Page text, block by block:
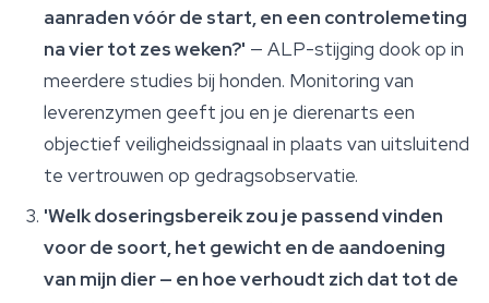
aanraden vóór de start, en een controlemeting
na vier tot zes weken?' — ALP-stijging dook op in
meerdere studies bij honden. Monitoring van
leverenzymen geeft jou en je dierenarts een
objectief veiligheidssignaal in plaats van uitsluitend
te vertrouwen op gedragsobservatie.
'Welk doseringsbereik zou je passend vinden
voor de soort, het gewicht en de aandoening
van mijn dier — en hoe verhoudt zich dat tot de